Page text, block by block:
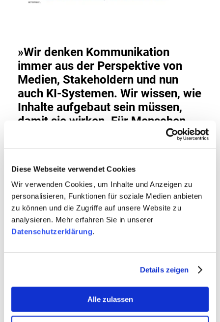
Diese Webseite verwendet Cookies
Wir verwenden Cookies, um Inhalte und Anzeigen zu
personalisieren, Funktionen für soziale Medien anbieten
zu können und die Zugriffe auf unsere Website zu
analysieren. Mehr erfahren Sie in unserer
Datenschutzerklärung.
Details zeigen
Alle zulassen
»Wir denken Kommunikation
immer aus der Perspektive von
Medien, Stakeholdern und nun
auch KI-Systemen. Wir wissen, wie
Inhalte aufgebaut sein müssen,
damit sie wirken. Für Menschen
FAQ – AI DISCOVERABILITY MIT
BETTERTRUST
AI Discoverability beschreibt die Fähigkeit eines
ChatGPT oder Perplexity aufzutauchen.
Entscheidend sind klare Inhalte, eindeutige Struktur
und vertrauenswürdige Quellen.